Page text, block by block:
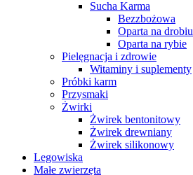
Sucha Karma
Bezzbożowa
Oparta na drobiu
Oparta na rybie
Pielęgnacja i zdrowie
Witaminy i suplementy
Próbki karm
Przysmaki
Żwirki
Żwirek bentonitowy
Żwirek drewniany
Żwirek silikonowy
Legowiska
Małe zwierzęta